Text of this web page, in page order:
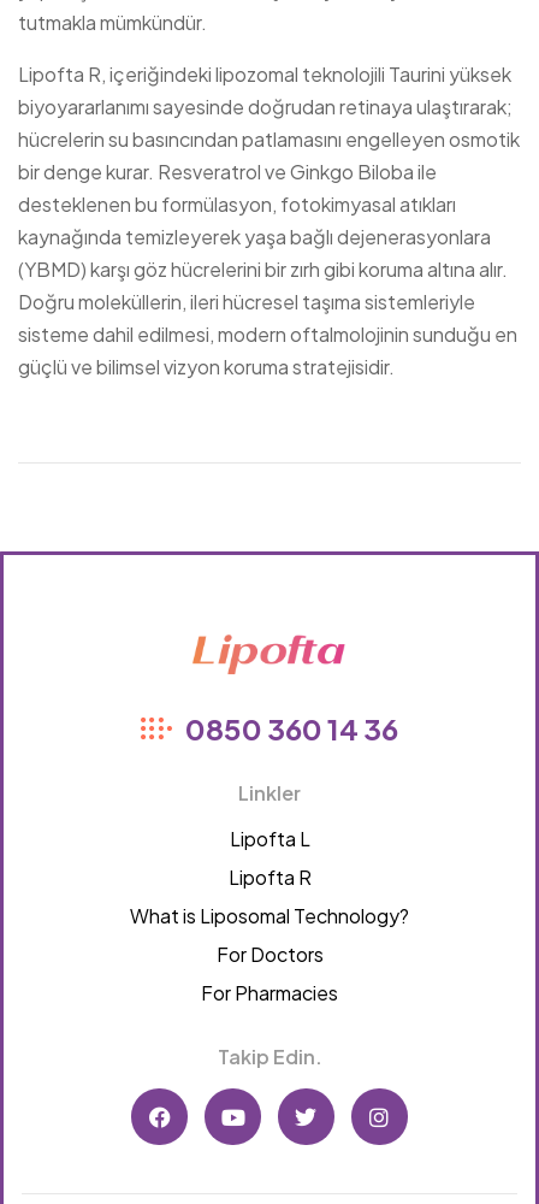
tutmakla mümkündür.
Lipofta R, içeriğindeki lipozomal teknolojili Taurini yüksek
biyoyararlanımı sayesinde doğrudan retinaya ulaştırarak;
hücrelerin su basıncından patlamasını engelleyen osmotik
bir denge kurar. Resveratrol ve Ginkgo Biloba ile
desteklenen bu formülasyon, fotokimyasal atıkları
kaynağında temizleyerek yaşa bağlı dejenerasyonlara
(YBMD) karşı göz hücrelerini bir zırh gibi koruma altına alır.
Doğru moleküllerin, ileri hücresel taşıma sistemleriyle
sisteme dahil edilmesi, modern oftalmolojinin sunduğu en
güçlü ve bilimsel vizyon koruma stratejisidir.
Lipofta 0850 360 14 36
Linkler
Lipofta L
Lipofta R
What is Liposomal Technology?
For Doctors
For Pharmacies
Takip Edin.